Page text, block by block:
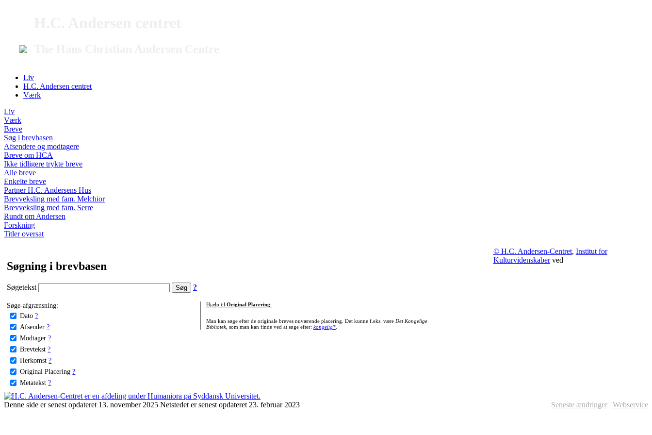
Liv
H.C. Andersen centret
Værk
Liv
Værk
Breve
Søg i brevbasen
Afsendere og modtagere
Breve om HCA
Ikke tidligere trykte breve
Alle breve
Enkelte breve
Partner H.C. Andersens Hus
Brevveksling med fam. Melchior
Brevveksling med fam. Serre
Rundt om Andersen
Forskning
Titler oversat
Søgning i brevbasen
Søgetekst ?
Søge-afgrænsning:
Dato ?
Afsender ?
Modtager ?
Brevtekst ?
Herkomst ?
Original Placering ?
Metatekst ?
Hjælp til Original Placering:
Man kan søge efter de originale breves nuværende placering. Det kunne f.eks. være Det Kongelige
Bibliotek, som man kan finde ved at søge efter: kongelig*.
© H.C. Andersen-Centret, Institut for
Kulturvidenskaberved
Denne side er senest opdateret 13. november 2025 Netstedet er senest opdateret 23. februar 2023 Seneste ændringer | Webservice